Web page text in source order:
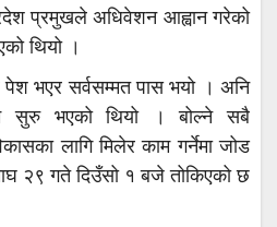
प्रमुखले अधिवेशन आह्वान गरेको
थियो ।
पेश भएर सर्वसम्मत पास भयो । अनि
सुरु भएको थियो । बोल्ने सबै
लागि मिलेर काम गर्नेमा जोड
२९ गते दिउँसो १ बजे तोकिएको छ